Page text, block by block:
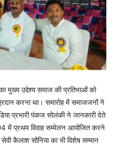
मुख्य उद्देश्य समाज की प्रतिभाओं को
करना था। समारोह में समाजजनों ने
प्रभारी पंकज सोलंकी ने जानकारी देते
में प्रथम विवाह सम्मेलन आयोजित करने
कैलाश सोनिया का भी विशेष सम्मान